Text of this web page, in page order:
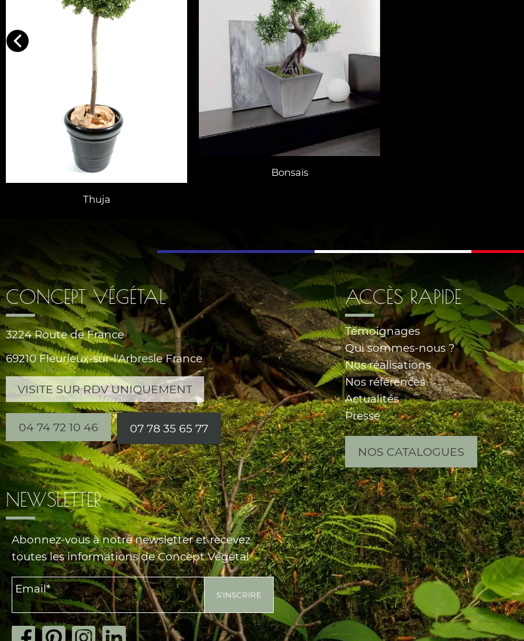
Thuja
Bonsaïs
CONCEPT VÉGÉTAL
3224 Route de France
69210 Fleurieux-sur-l'Arbresle France
VISITE SUR RDV UNIQUEMENT
04 74 72 10 46 07 78 35 65 77
ACCÈS RAPIDE
Témoignages
Qui sommes-nous ?
Nos réalisations
Nos références
Actualités
Presse
NOS CATALOGUES
NEWSLETTER
Abonnez-vous à notre newsletter et recevez
toutes les informations de Concept Végétal